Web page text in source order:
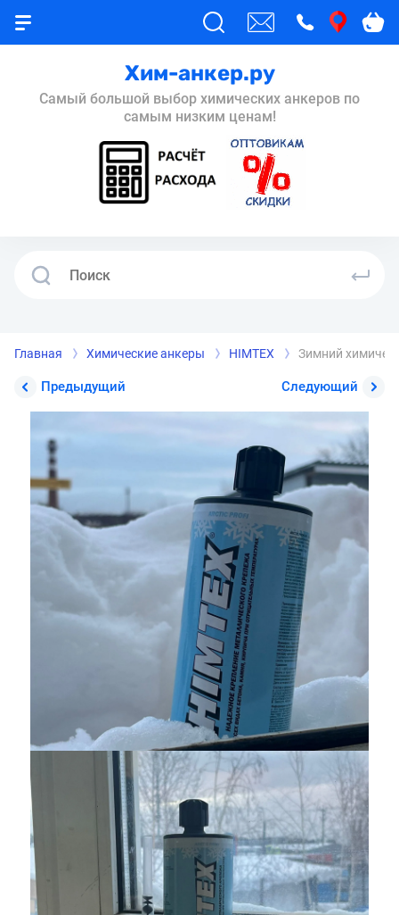
Хим-анкер.ру
Самый большой выбор химических анкеров по
самым низким ценам!
Главная Химические анкеры HIMTEX Зимний
Предыдущий Следующий